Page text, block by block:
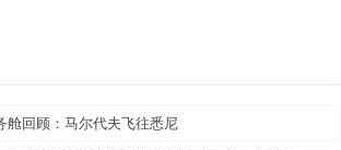
舱回顾：马尔代夫飞往悉尼